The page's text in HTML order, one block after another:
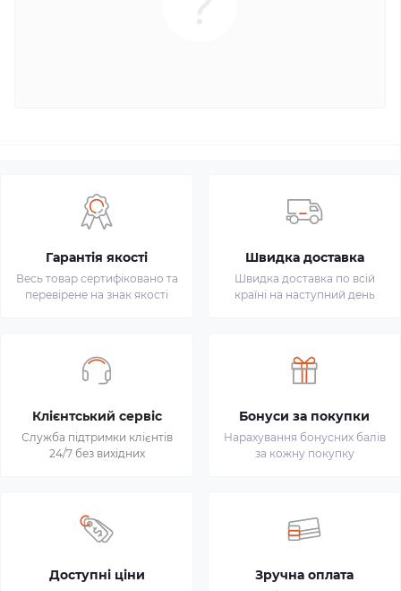
Гарантія якості
Весь товар сертифіковано та
перевірене на знак якості
Швидка доставка
Швидка доставка по всій
країні на наступний день
Клієнтський сервіс
Служба підтримки клієнтів
24/7 без вихідних
Бонуси за покупки
Нарахування бонусних балів
за кожну покупку
Доступні ціни Зручна оплата